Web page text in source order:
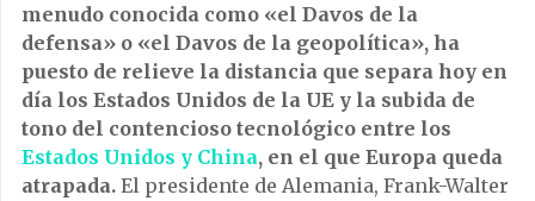
menudo conocida como «el Davos de la
defensa» o «el Davos de la geopolítica», ha
puesto de relieve la distancia que separa hoy en
día los Estados Unidos de la UE y la subida de
tono del contencioso tecnológico entre los
Estados Unidos y China, en el que Europa queda
atrapada. El presidente de Alemania, Frank-Walter